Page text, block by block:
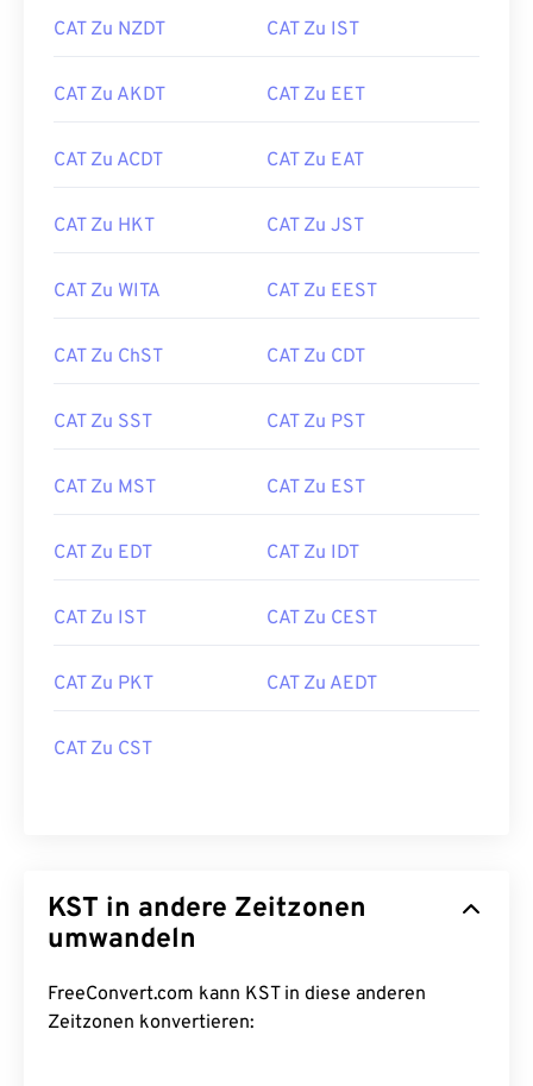
CAT Zu NZDT CAT Zu IST
CAT Zu AKDT CAT Zu EET
CAT Zu ACDT CAT Zu EAT
CAT Zu HKT CAT Zu JST
CAT Zu WITA CAT Zu EEST
CAT Zu ChST CAT Zu CDT
CAT Zu SST CAT Zu PST
CAT Zu MST CAT Zu EST
CAT Zu EDT CAT Zu IDT
CAT Zu IST CAT Zu CEST
CAT Zu PKT CAT Zu AEDT
CAT Zu CST
KST in andere Zeitzonen
umwandeln
FreeConvert.com kann KST in diese anderen
Zeitzonen konvertieren: